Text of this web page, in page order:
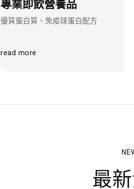
專業即飲營養品
優質蛋白質、免疫球蛋白配方
read more
最